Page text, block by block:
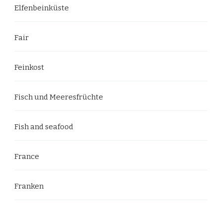
Elfenbeinküste
Fair
Feinkost
Fisch und Meeresfrüchte
Fish and seafood
France
Franken